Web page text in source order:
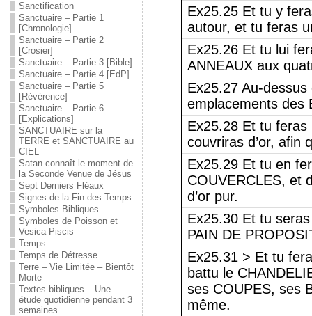
Sanctification
Sanctuaire – Partie 1
[Chronologie]
Sanctuaire – Partie 2
[Crosier]
Sanctuaire – Partie 3 [Bible]
Sanctuaire – Partie 4 [EdP]
Sanctuaire – Partie 5
[Révérence]
Sanctuaire – Partie 6
[Explications]
SANCTUAIRE sur la
TERRE et SANCTUAIRE au
CIEL
Satan connaît le moment de
la Seconde Venue de Jésus
Sept Derniers Fléaux
Signes de la Fin des Temps
Symboles Bibliques
Symboles de Poisson et
Vesica Piscis
Temps
Temps de Détresse
Terre – Vie Limitée – Bientôt
Morte
Textes bibliques – Une
étude quotidienne pendant 3
semaines
Ex25.25 Et tu y
autour, et tu feras
Ex25.26 Et tu lui
ANNEAUX aux
Ex25.27 Au-
emplacements des
Ex25.28 Et tu feras
couvriras d’or, afin
Ex25.29 Et tu en
COUVERCLES, et
d’or pur.
Ex25.30 Et tu
PAIN DE
Ex25.31 > Et tu
battu le
ses COUPES, ses
même.